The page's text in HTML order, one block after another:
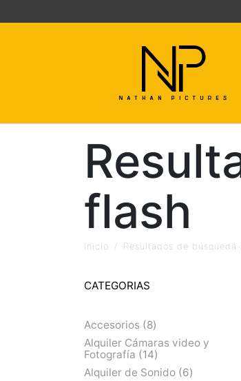
flash
Inicio Resultados de búsqueda
CATEGORIAS
Accesorios
8
Alquiler Cámaras video y
Fotografía
14
Alquiler de Sonido
6